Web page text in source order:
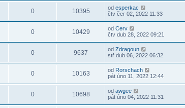
0 10395 od esperkac
čtv čer 02, 2022 11:33
0 10429 od Cerv
čtv dub 28, 2022 09:21
0 9637 od Zdragoun
stř dub 06, 2022 06:32
0 10163 od Rorschach
pát úno 11, 2022 12:44
0 10698 od awgee
pát úno 04, 2022 11:31